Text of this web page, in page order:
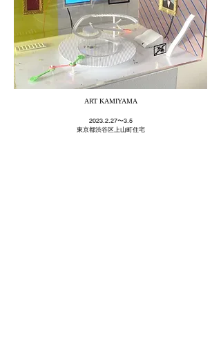
ART KAMIYAMA
2023.2.27〜3.5
​東京都渋谷区上山町住宅​